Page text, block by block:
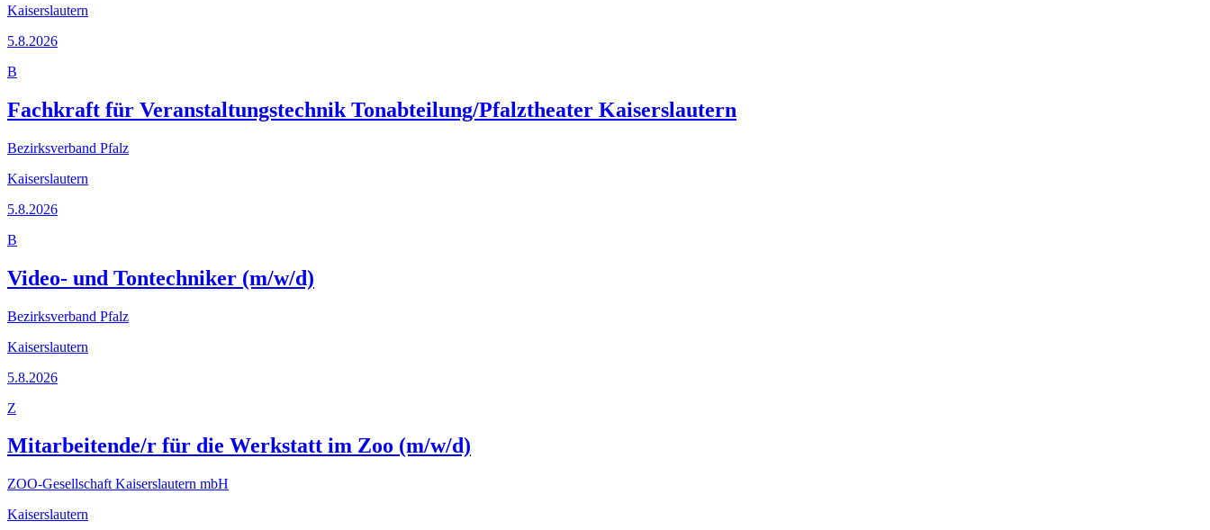
Kaiserslautern
5.8.2026
B
Fachkraft für Veranstaltungstechnik Tonabteilung/Pfalztheater Kaiserslautern
Bezirksverband Pfalz
Kaiserslautern
5.8.2026
B
Video- und Tontechniker (m/w/d)
Bezirksverband Pfalz
Kaiserslautern
5.8.2026
Z
Mitarbeitende/r für die Werkstatt im Zoo (m/w/d)
ZOO-Gesellschaft Kaiserslautern mbH
Kaiserslautern